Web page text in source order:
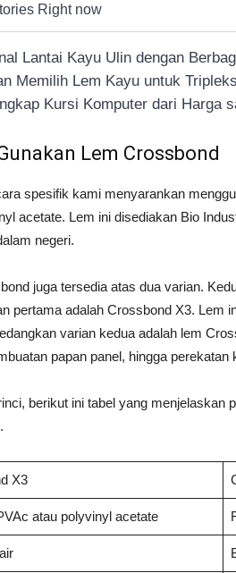
Right now
Lantai Kayu Ulin dengan
Memilih Lem Kayu untuk Tripleks
Kursi Komputer dari Harga
Lem Crossbond
spesifik kami menyarankan
acetate. Lem ini disediakan Bio
negeri.
juga tersedia atas dua varian.
pertama adalah Crossbond X3. Lem
varian kedua adalah lem
papan panel, hingga perekatan
berikut ini tabel yang menjelaskan
X3
atau polyvinyl acetate